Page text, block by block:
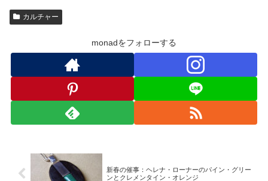
カルチャー
monadをフォローする
新春の催事：ヘレナ・ローナーのパイン・グリー
ンとクレメンタイン・オレンジ